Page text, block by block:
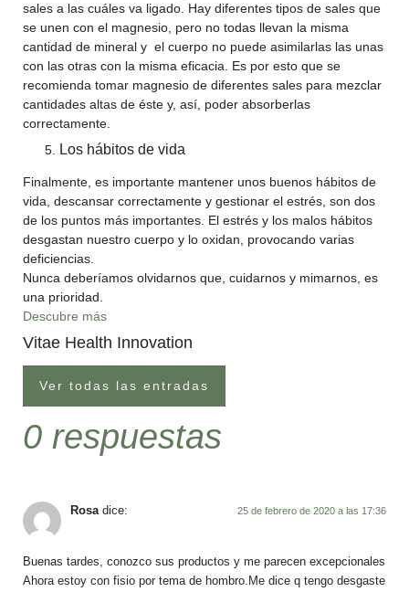
sales a las cuáles va ligado. Hay diferentes tipos de sales que
se unen con el magnesio, pero no todas llevan la misma
cantidad de mineral y el cuerpo no puede asimilarlas las unas
con las otras con la misma eficacia. Es por esto que se
recomienda tomar magnesio de diferentes sales para mezclar
cantidades altas de éste y, así, poder absorberlas
correctamente.
Los hábitos de vida
Finalmente, es importante mantener unos buenos hábitos de
vida, descansar correctamente y gestionar el estrés, son dos
de los puntos más importantes. El estrés y los malos hábitos
desgastan nuestro cuerpo y lo oxidan, provocando varias
deficiencias.
Nunca deberíamos olvidarnos que, cuidarnos y mimarnos, es
una prioridad.
Descubre más
Vitae Health Innovation
Ver todas las entradas
0 respuestas
Rosa dice: 25 de febrero de 2020 a las 17:36
Buenas tardes, conozco sus productos y me parecen excepcionales
Ahora estoy con fisio por tema de hombro.Me dice q tengo desgaste